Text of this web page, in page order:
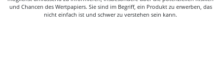
und Chancen des Wertpapiers. Sie sind im Begriff, ein Produkt zu erwerben, das
nicht einfach ist und schwer zu verstehen sein kann.